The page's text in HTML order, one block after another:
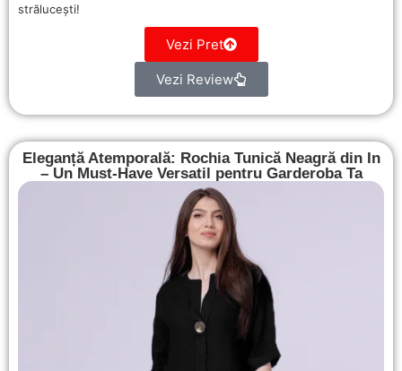
strălucești!
Vezi Pret
Vezi Review
Eleganță Atemporală: Rochia Tunică Neagră din In
– Un Must-Have Versatil pentru Garderoba Ta